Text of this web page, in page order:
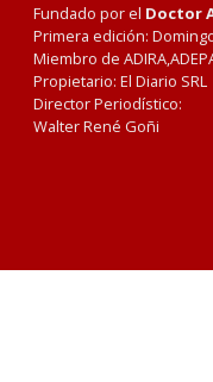
Fundado por el Doctor
Primera edición:
Miembro de
Propietario: El Diario SRL
Director Periodístico:
Walter René Goñi